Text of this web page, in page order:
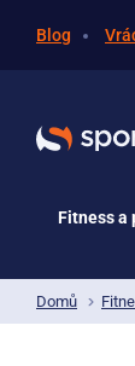
Blog
Fitness a
Domů